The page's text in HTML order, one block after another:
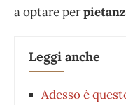
a optare per
Leggi anche
Adesso è